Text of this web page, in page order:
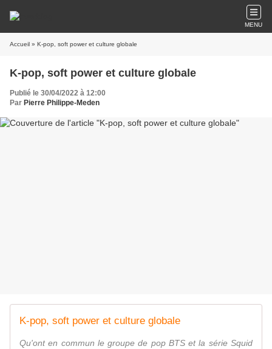
MENU
Accueil » K-pop, soft power et culture globale
K-pop, soft power et culture globale
Publié le 30/04/2022 à 12:00
Par Pierre Philippe-Meden
K-pop, soft power et culture globale
Qu'ont en commun le groupe de pop BTS et la série Squid